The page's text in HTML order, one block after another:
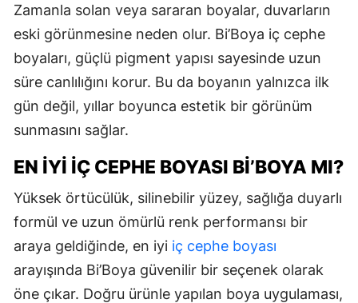
Zamanla solan veya sararan boyalar, duvarların
eski görünmesine neden olur. Bi’Boya iç cephe
boyaları, güçlü pigment yapısı sayesinde uzun
süre canlılığını korur. Bu da boyanın yalnızca ilk
gün değil, yıllar boyunca estetik bir görünüm
sunmasını sağlar.
EN İYI İÇ CEPHE BOYASI BI’BOYA MI?
Yüksek örtücülük, silinebilir yüzey, sağlığa duyarlı
formül ve uzun ömürlü renk performansı bir
araya geldiğinde, en iyi iç cephe boyası
arayışında Bi’Boya güvenilir bir seçenek olarak
öne çıkar. Doğru ürünle yapılan boya uygulaması,